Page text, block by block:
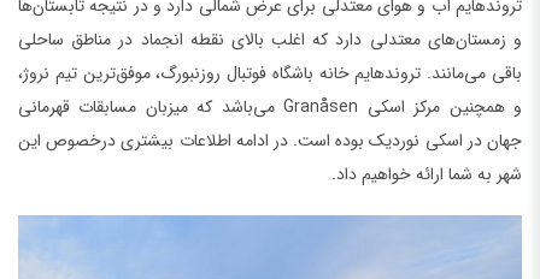
تروندهایم آب و هوای معتدلی برای عرض شمالی دارد و در نتیجه تابستان‌ها
و زمستان‌های معتدلی دارد که اغلب بالای نقطه انجماد در مناطق ساحلی
باقی می‌مانند. تروندهایم خانه باشگاه فوتبال روزنبورگ، موفق‌ترین تیم نروژ،
و همچنین مرکز اسکی Granåsen می‌باشد که میزبان مسابقات قهرمانی
جهان در اسکی نوردیک بوده است. در ادامه اطلاعات بیشتری درخصوص این
شهر به شما ارائه خواهیم داد.